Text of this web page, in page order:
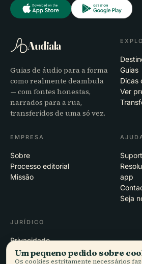
Audiala
Guias de áudio para a forma
como realmente deambula
— com fontes honestas,
narrados para a rua,
transferidos de uma só vez.
Guias
Dicas
Ver
EMPRESA
Sobre
Processo editorial
Missão
app
Seja
JURÍDICO
Privacidade
Termos
Definições de cookies
Um pequeno pedido sobre
Os cookies estritamente necessários